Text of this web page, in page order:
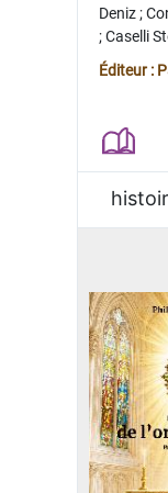
Deniz;
;Caselli
Juan
Éditeur :